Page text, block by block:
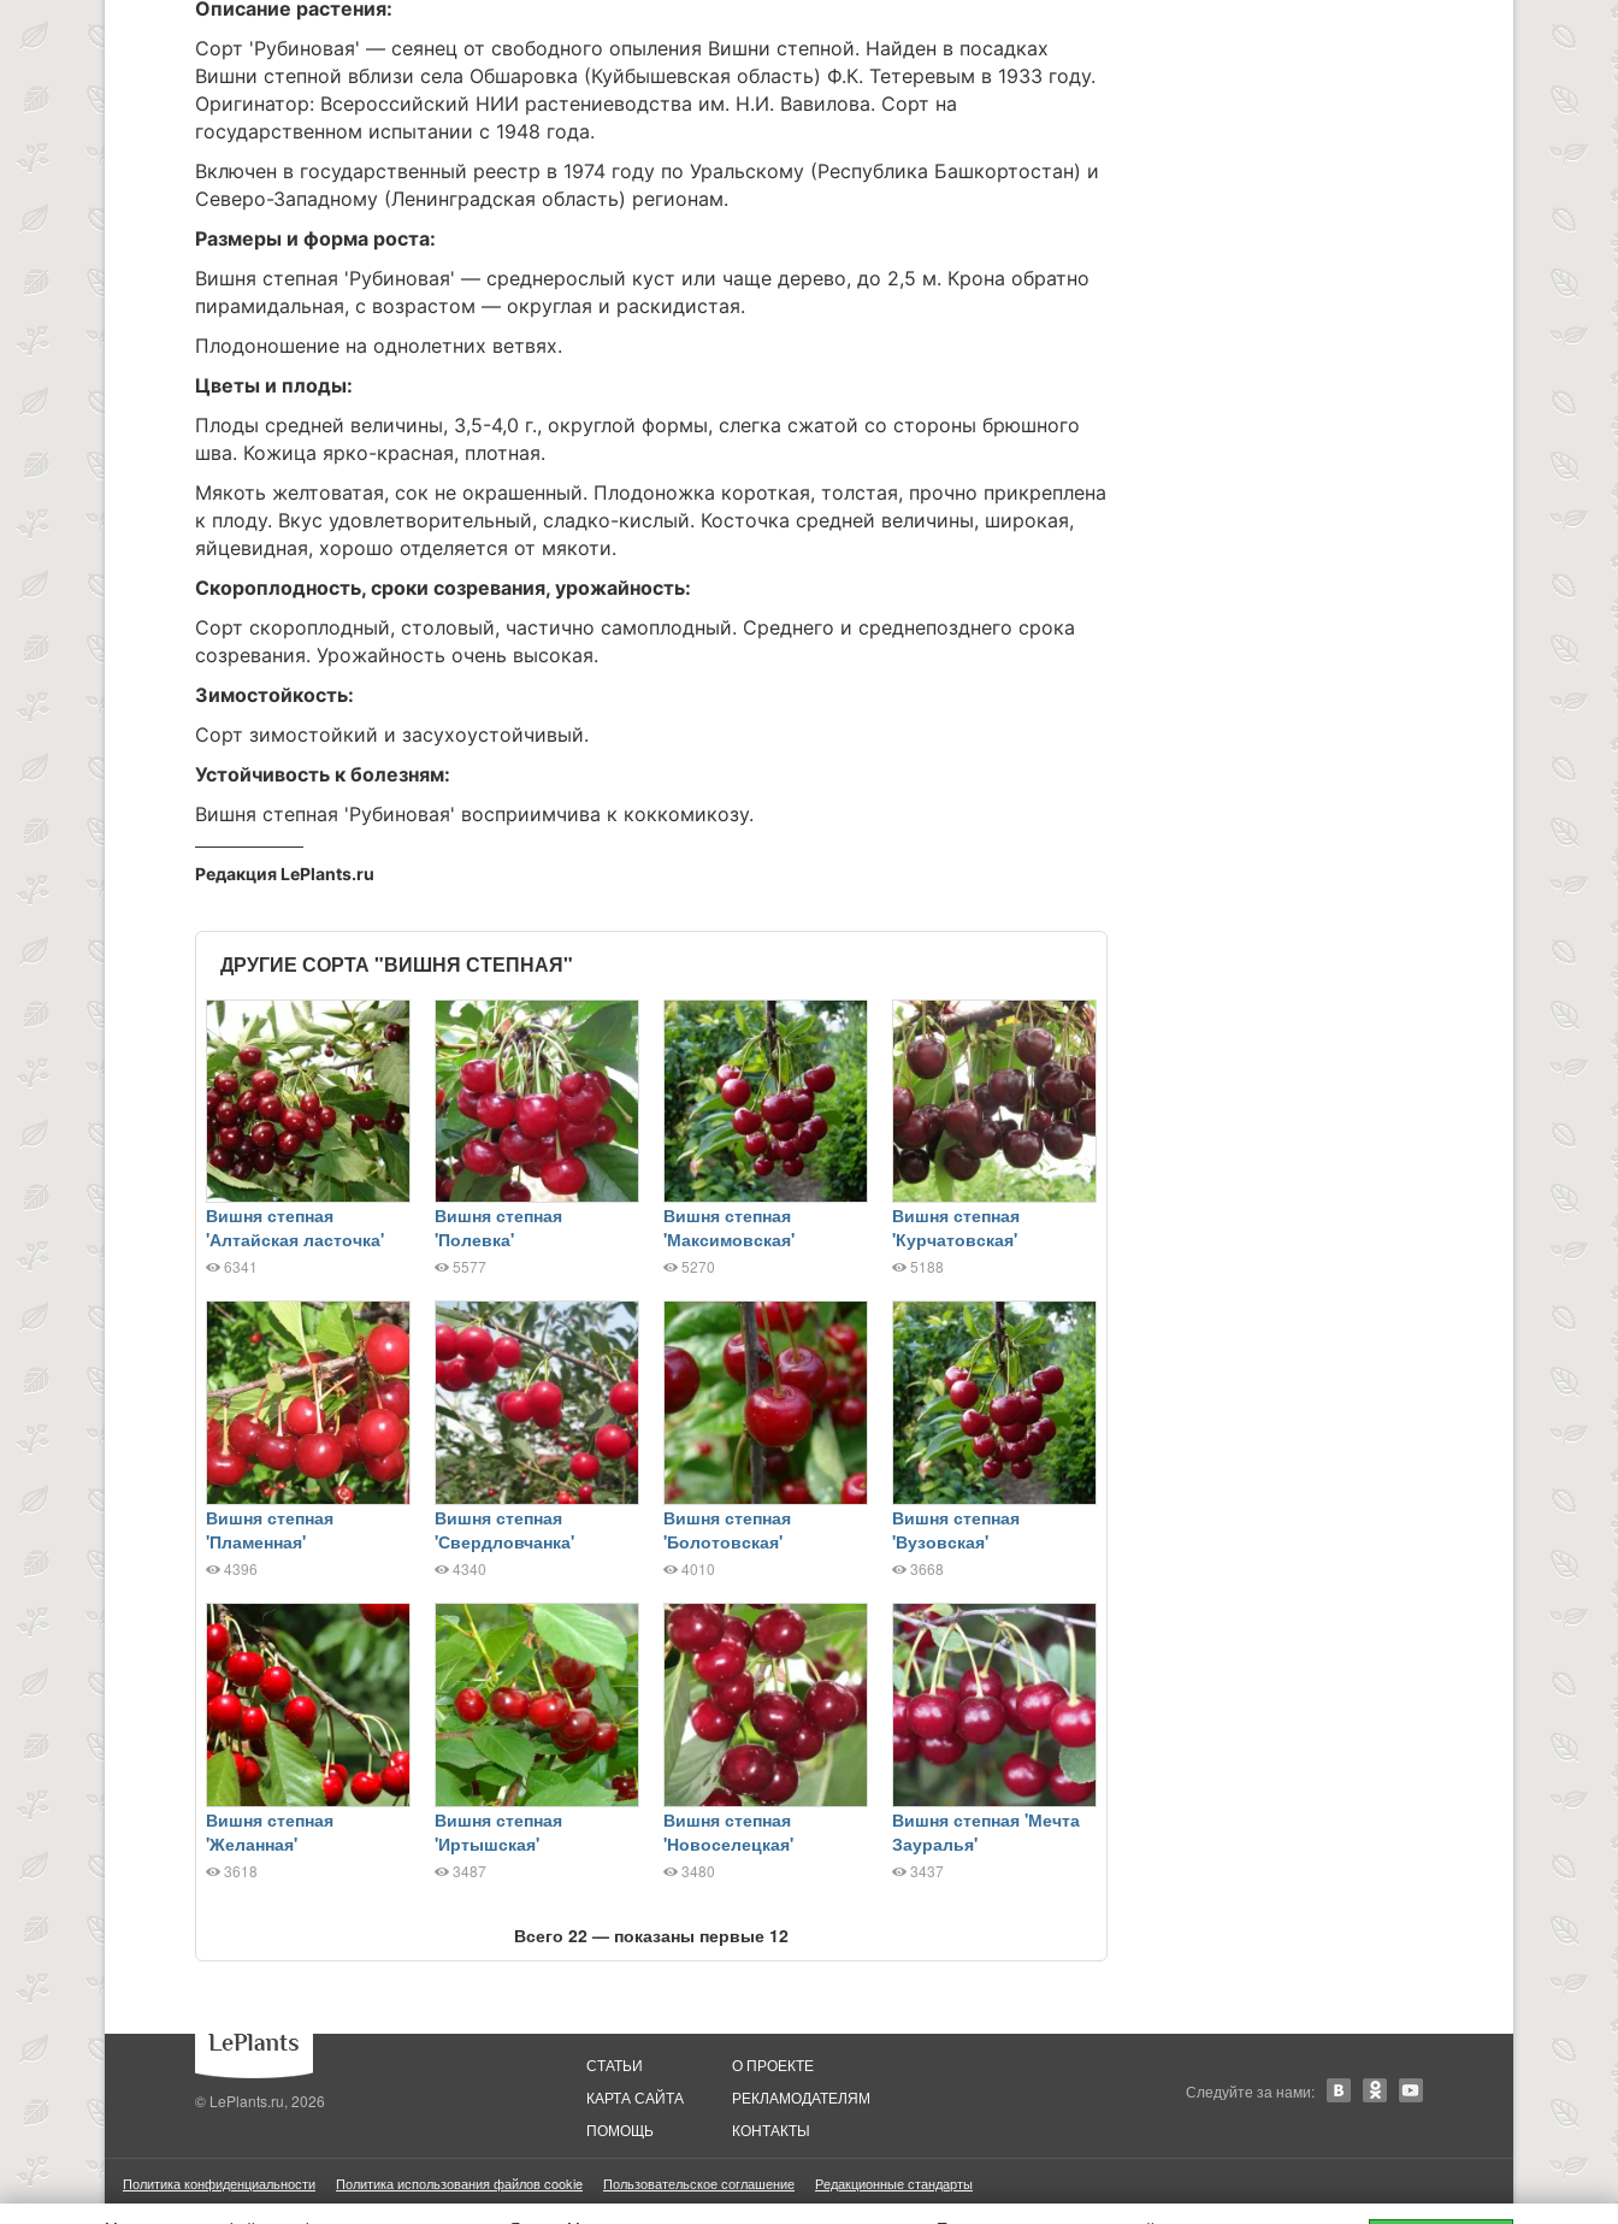
Описание растения:
Сорт 'Рубиновая' — сеянец от свободного опыления Вишни степной. Найден в посадках
Вишни степной вблизи села Обшаровка (Куйбышевская область) Ф.К. Тетеревым в 1933 году.
Оригинатор: Всероссийский НИИ растениеводства им. Н.И. Вавилова. Сорт на
государственном испытании с 1948 года.
Включен в государственный реестр в 1974 году по Уральскому (Республика Башкортостан) и
Северо-Западному (Ленинградская область) регионам.
Размеры и форма роста:
Вишня степная 'Рубиновая' — среднерослый куст или чаще дерево, до 2,5 м. Крона обратно
пирамидальная, с возрастом — округлая и раскидистая.
Плодоношение на однолетних ветвях.
Цветы и плоды:
Плоды средней величины, 3,5-4,0 г., округлой формы, слегка сжатой со стороны брюшного
шва. Кожица ярко-красная, плотная.
Мякоть желтоватая, сок не окрашенный. Плодоножка короткая, толстая, прочно прикреплена
к плоду. Вкус удовлетворительный, сладко-кислый. Косточка средней величины, широкая,
яйцевидная, хорошо отделяется от мякоти.
Скороплодность, сроки созревания, урожайность:
Сорт скороплодный, столовый, частично самоплодный. Среднего и среднепозднего срока
созревания. Урожайность очень высокая.
Зимостойкость:
Сорт зимостойкий и засухоустойчивый.
Устойчивость к болезням:
Вишня степная 'Рубиновая' восприимчива к коккомикозу.
Редакция LePlants.ru
ДРУГИЕ СОРТА "ВИШНЯ СТЕПНАЯ"
Вишня степная
'Алтайская ласточка'
6341
Вишня степная
'Полевка'
5577
Вишня степная
'Максимовская'
5270
Вишня степная
'Курчатовская'
5188
Вишня степная
'Пламенная'
4396
Вишня степная
'Свердловчанка'
4340
Вишня степная
'Болотовская'
4010
Вишня степная
'Вузовская'
3668
Вишня степная
'Желанная'
3618
Вишня степная
'Иртышская'
3487
Вишня степная
'Новоселецкая'
3480
Вишня степная 'Мечта
Зауралья'
3437
Всего 22 — показаны первые 12
© LePlants.ru, 2026
СТАТЬИ
КАРТА САЙТА
ПОМОЩЬ
О ПРОЕКТЕ
РЕКЛАМОДАТЕЛЯМ
КОНТАКТЫ
Следуйте за нами:
Политика конфиденциальности Политика использования файлов cookie Пользовательское соглашение
Редакционные стандарты